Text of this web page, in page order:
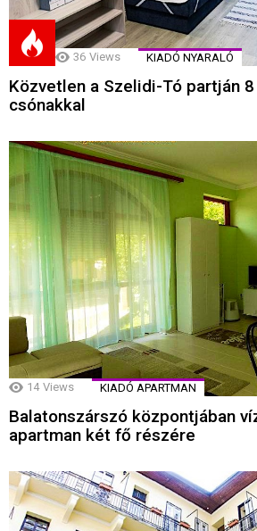
36 Views KIADÓ NYARALÓ
Közvetlen a Szelidi-Tó partján
csónakkal
14 Views KIADÓ APARTMAN
Balatonszárszó központjában
apartman két fő részére